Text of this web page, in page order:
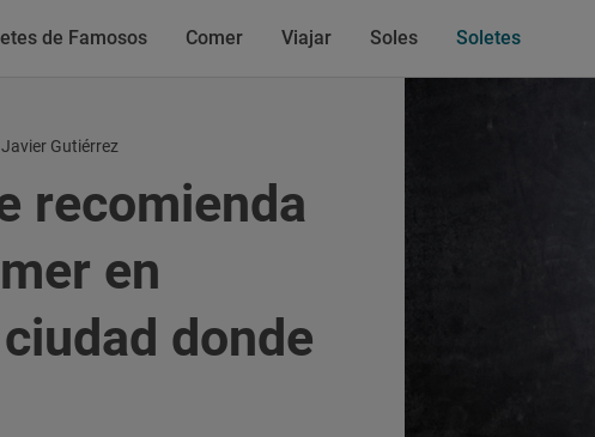
de Famosos Comer Viajar Soles Soletes
Gutiérrez
recomienda
en
donde